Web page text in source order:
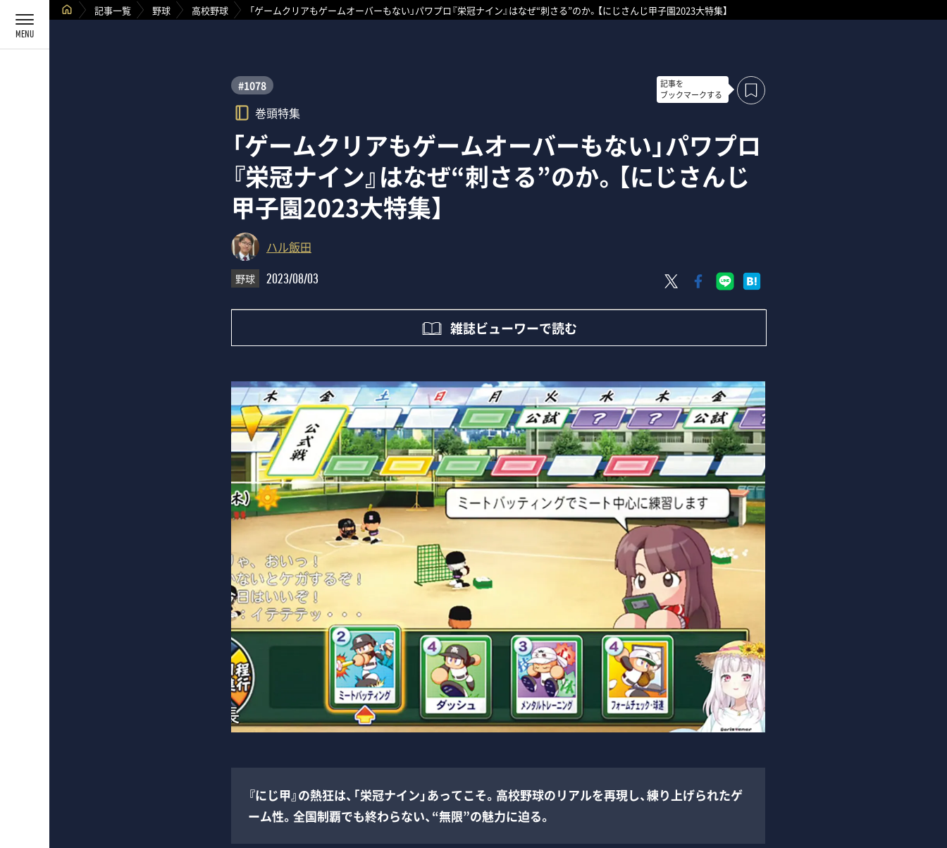
記事一覧 野球 高校野球 「ゲームクリアもゲームオーバーもない」パワプロ『栄冠ナイン』はなぜ“刺さる”のか。【にじさんじ甲子園2023大特集】
#1078
巻頭特集
記事を
ブックマークする
「ゲームクリアもゲームオーバーもない」パワプロ
『栄冠ナイン』はなぜ“刺さる”のか。【にじさんじ
甲子園2023大特集】
ハル飯田
野球 2023/08/03
雑誌ビューワーで読む
『にじ甲』の熱狂は、「栄冠ナイン」あってこそ。高校野球のリアルを再現し、練り上げられたゲ
ーム性。全国制覇でも終わらない、“無限”の魅力に迫る。